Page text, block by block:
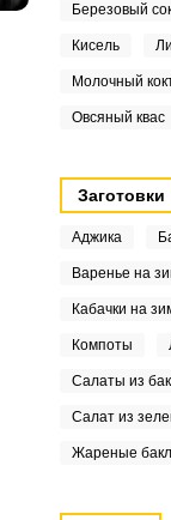
Нина
Березовый
Кисель
Молочный
Овсяный квас
Заготовки
Аджика
Варенье на
Кабачки на
Компоты
Салаты из
Салат из
Жареные